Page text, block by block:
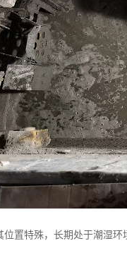
位置特殊，长期处于潮湿环